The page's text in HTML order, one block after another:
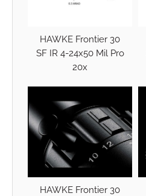
HAWKE Frontier 30
SF IR 4-24x50 Mil Pro
20x
HAWKE Frontier 30